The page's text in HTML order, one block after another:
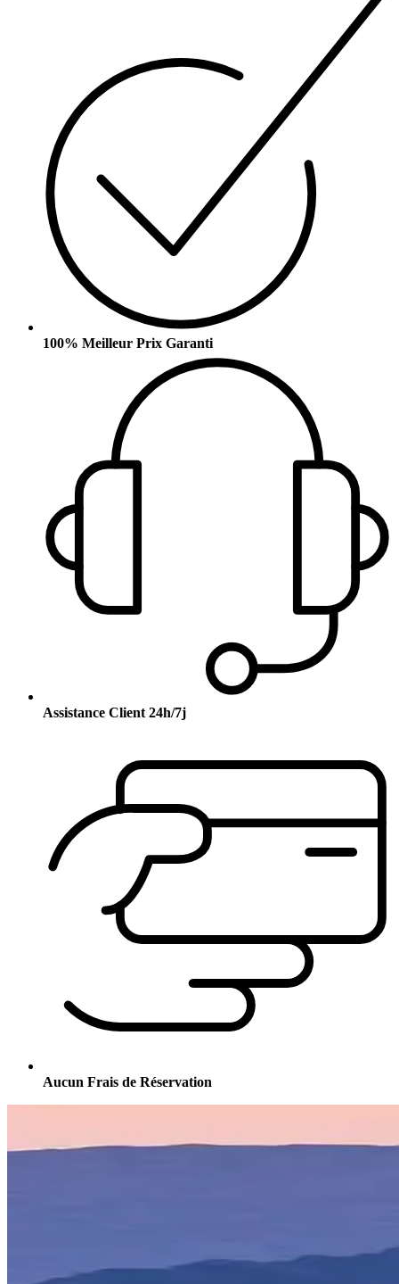
100% Meilleur Prix Garanti
Assistance Client 24h/7j
Aucun Frais de Réservation